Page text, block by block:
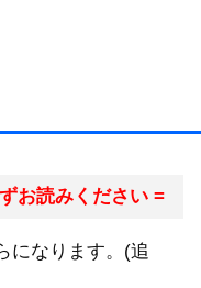
お読みください =
になります。(追